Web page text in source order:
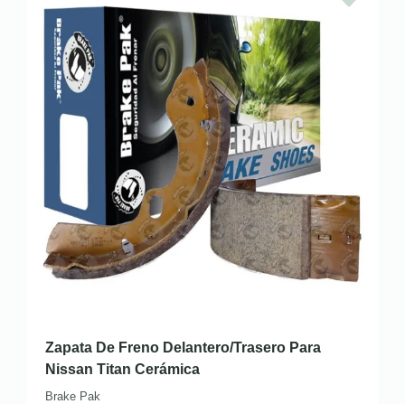
Zapata De Freno Delantero/Trasero Para
Nissan Titan Cerámica
Brake Pak